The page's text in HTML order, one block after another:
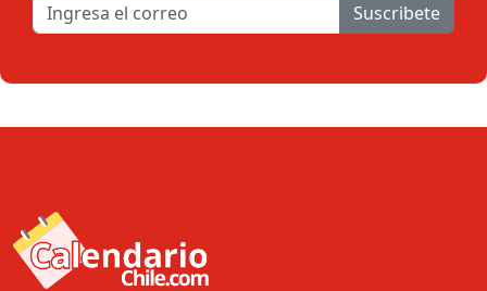
Suscribete